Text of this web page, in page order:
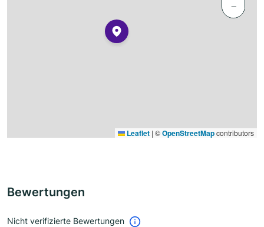
−
Leaflet | ©OpenStreetMapcontributors
Bewertungen
Nicht verifizierte Bewertungen